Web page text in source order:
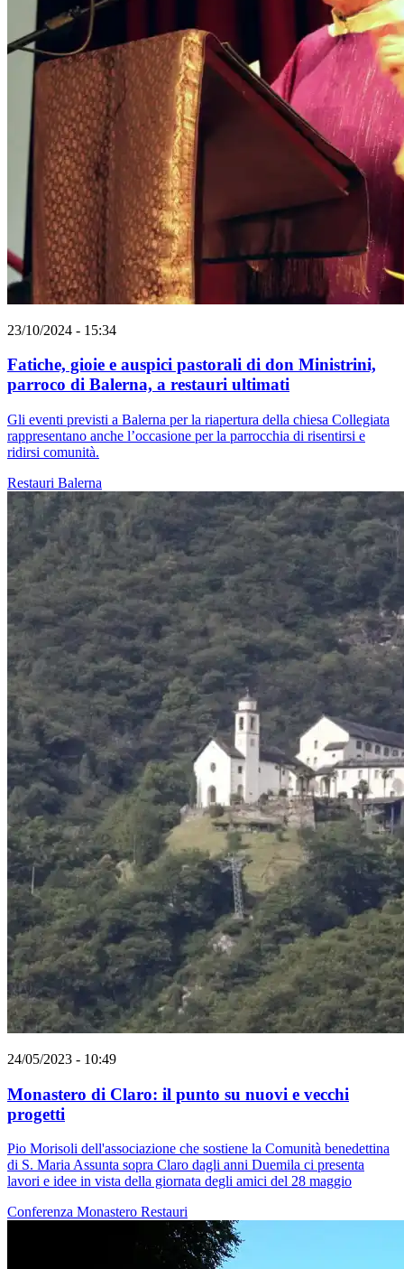
23/10/2024 - 15:34
Fatiche, gioie e auspici pastorali di don Ministrini,
parroco di Balerna, a restauri ultimati
Gli eventi previsti a Balerna per la riapertura della chiesa Collegiata
rappresentano anche l’occasione per la parrocchia di risentirsi e
ridirsi comunità.
Restauri Balerna
24/05/2023 - 10:49
Monastero di Claro: il punto su nuovi e vecchi
progetti
Pio Morisoli dell'associazione che sostiene la Comunità benedettina
di S. Maria Assunta sopra Claro dagli anni Duemila ci presenta
lavori e idee in vista della giornata degli amici del 28 maggio
Conferenza Monastero Restauri